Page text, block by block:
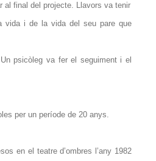
al final del projecte. Llavors va tenir
vida i de la vida del seu pare que
psicòleg va fer el seguiment i el
per un període de 20 anys.
en el teatre d’ombres l’any 1982